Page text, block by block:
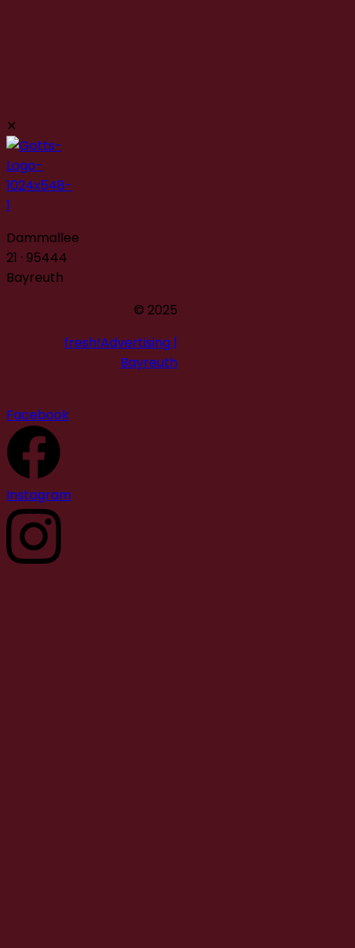
✕
Dammallee
21 · 95444
Bayreuth
© 2025
fresh!Advertising |
Bayreuth
Facebook
Instagram